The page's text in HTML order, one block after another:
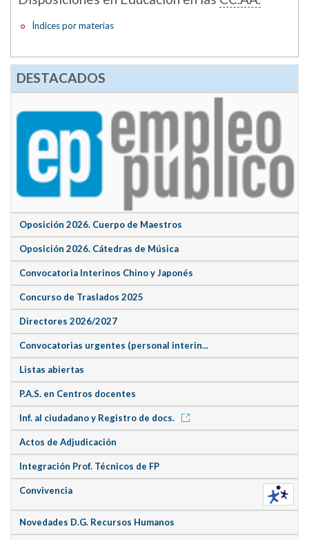
Índices por materias
DESTACADOS
Oposición 2026. Cuerpo de Maestros
Oposición 2026. Cátedras de Música
Convocatoria Interinos Chino y Japonés
Concurso de Traslados 2025
Directores 2026/2027
Convocatorias urgentes (personal interin...
Listas abiertas
P.A.S. en Centros docentes
Inf. al ciudadano y Registro de docs.
Actos de Adjudicación
Integración Prof. Técnicos de FP
Convivencia
Novedades D.G. Recursos Humanos